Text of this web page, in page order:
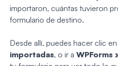
importaron, cuántas tuvieron
formulario de destino.
Desde allí, puedes hacer clic en
importadas, o ir a WPForms